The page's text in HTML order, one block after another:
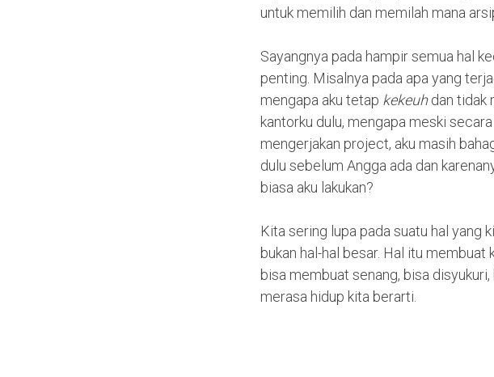
untuk memilih dan memilah mana
Sayangnya pada hampir semua hal
penting. Misalnya pada apa yang
mengapa aku tetap kekeuhdan tidak
kantorku dulu, mengapa meski
mengerjakan project, aku masih
dulu sebelum Angga ada dan
biasa aku lakukan?
Kita sering lupa pada suatu hal yang
bukan hal-hal besar. Hal itu
bisa membuat senang, bisa
merasa hidup kita berarti.